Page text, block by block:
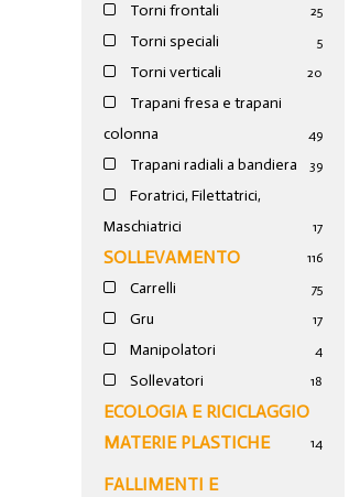
Torni frontali 25
Torni speciali 5
Torni verticali 20
Trapani fresa e trapani
colonna
49
Trapani radiali a bandiera 39
Foratrici, Filettatrici,
Maschiatrici
17
SOLLEVAMENTO 116
Carrelli 75
Gru 17
Manipolatori 4
Sollevatori 18
ECOLOGIA E RICICLAGGIO
MATERIE PLASTICHE
14
FALLIMENTI E